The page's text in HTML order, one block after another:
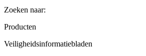
Zoeken naar:
Producten
Veiligheidsinformatiebladen